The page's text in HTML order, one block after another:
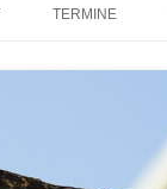
TERMINE